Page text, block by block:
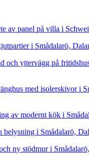
av panel på villa i
i Smådalarö,
och yttervägg på
med isolerskivor i
av modernt kök i
belysning i Smådalarö,
ny stödmur i